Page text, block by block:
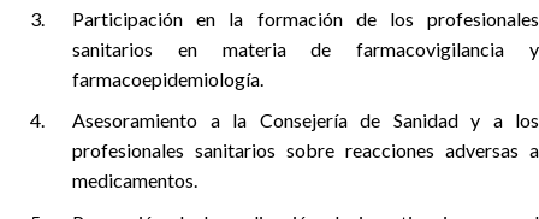
Participación en la formación de los profesionales
sanitarios en materia de farmacovigilancia y
farmacoepidemiología.
Asesoramiento a la Consejería de Sanidad y a los
profesionales sanitarios sobre reacciones adversas a
medicamentos.